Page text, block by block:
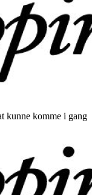
kunne komme i gang